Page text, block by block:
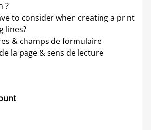
?
to consider when creating a print
lines?
& champs de formulaire
la page & sens de lecture